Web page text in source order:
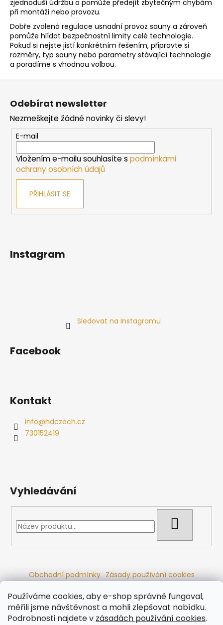
Používáme cookies, aby e-shop správně fungoval,
měřili jsme návštěvnost a mohli zlepšovat nabídku.
Podrobnosti najdete v zásadách používání cookies.
p
v
k
y
v
ý
p
u
zjednoduší údržbu a pomůže předejít zbytečným chybám
při montáži nebo provozu.
Dobře zvolená regulace usnadní provoz sauny a zároveň
pomůže hlídat bezpečnostní limity celé technologie.
Pokud si nejste jistí konkrétním řešením, připravte si
rozměry, typ sauny nebo parametry stávající technologie
a poradíme s vhodnou volbou.
Odebírat newsletter
Nezmeškejte žádné novinky či slevy!
E-mail
Vložením e-mailu souhlasíte s podmínkami
ochrany osobních údajů
PŘIHLÁSIT SE
Instagram
Sledovat na Instagramu
Facebook
Kontakt
info@hdczech.cz
730152419
Vyhledávání
Obchodní podmínky Zásady používání cookies
Ochrana osobních údajů Dřevěné sauny
Odstoupení od smlouvy Reklamační řád Kontakty
Koupací sudy
Radiátory